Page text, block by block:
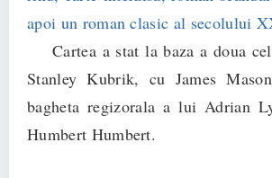
apoi un roman clasic al secolului
Cartea a stat la baza a doua
Stanley Kubrik, cu James
bagheta regizorala a lui Adrian
Humbert Humbert.